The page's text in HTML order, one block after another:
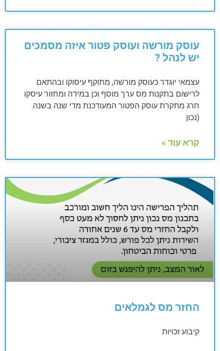
עוסק מורשה ועוסק פטור איזה מסמכים
יש לנהל ?
עצמאי יוגדר כעוסק מורשה, מתוקף עיסוקו ובהתאם
לרישום בתקנות מס ערך מוסף וכן במידה ומחזור עיסקו
חרג מתקרת עוסק הפטור המעודכנת מדי שנה בשנה.
(נכון
קרא עוד »
החזר מס לגמלאים
קיבוע זכויות